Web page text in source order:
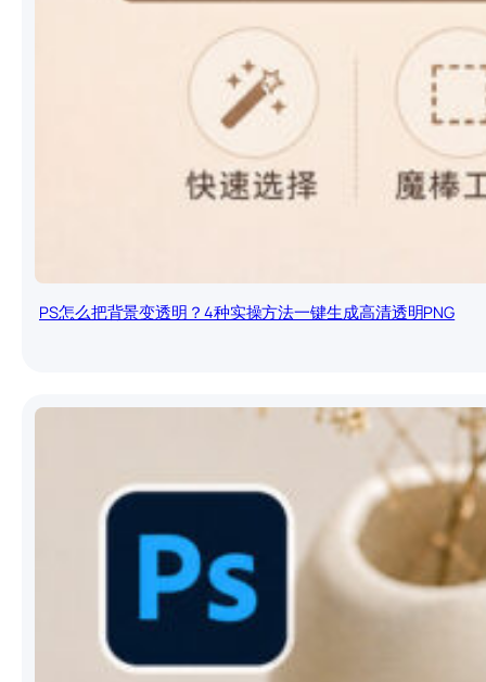
PS怎么把背景变透明？4种实操方法一键生成高清透明PNG